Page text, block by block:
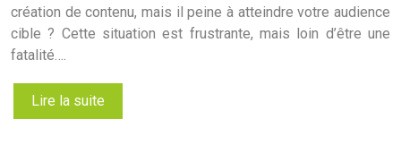
création de contenu, mais il peine à atteindre votre audience
cible ? Cette situation est frustrante, mais loin d’être une
fatalité….
Lire la suite